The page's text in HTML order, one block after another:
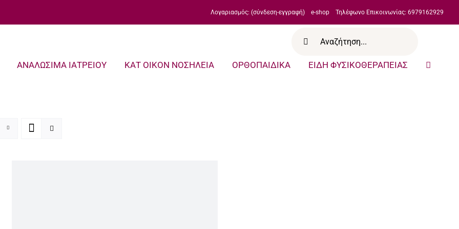
Λογαριασμός: (σύνδεση-εγγραφή) e-shop Τηλέφωνο Επικοινωνίας: 6979162929
ΑΝΑΛΩΣΙΜΑ ΙΑΤΡΕΙΟΥ ΚΑΤ ΟΙΚΟΝ ΝΟΣΗΛΕΙΑ ΟΡΘΟΠΑΙΔΙΚΑ ΕΙΔΗ ΦΥΣΙΚΟΘΕΡΑΠΕΙΑΣ